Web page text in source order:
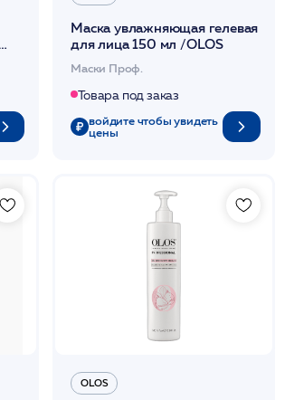
Маска увлажняющая гелевая
для лица 150 мл /OLOS
Маски Проф.
Товара под заказ
войдите чтобы увидеть
цены
OLOS